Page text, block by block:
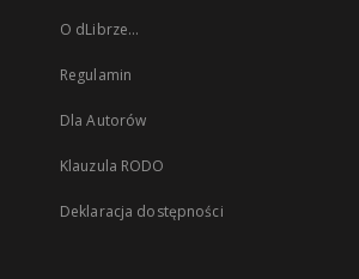
O dLibrze...
Regulamin
Dla Autorów
Klauzula RODO
Deklaracja dostępności